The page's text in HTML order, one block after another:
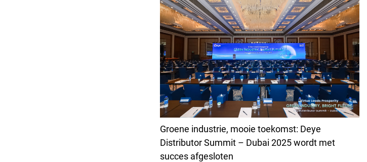
Groene industrie, mooie toekomst: Deye
Distributor Summit – Dubai 2025 wordt met
succes afgesloten